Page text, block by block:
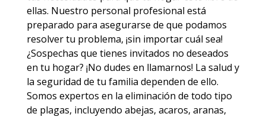
ellas. Nuestro personal profesional está
preparado para asegurarse de que podamos
resolver tu problema, ¡sin importar cuál sea!
¿Sospechas que tienes invitados no deseados
en tu hogar? ¡No dudes en llamarnos! La salud y
la seguridad de tu familia dependen de ello.
Somos expertos en la eliminación de todo tipo
de plagas, incluyendo abejas, acaros, aranas,